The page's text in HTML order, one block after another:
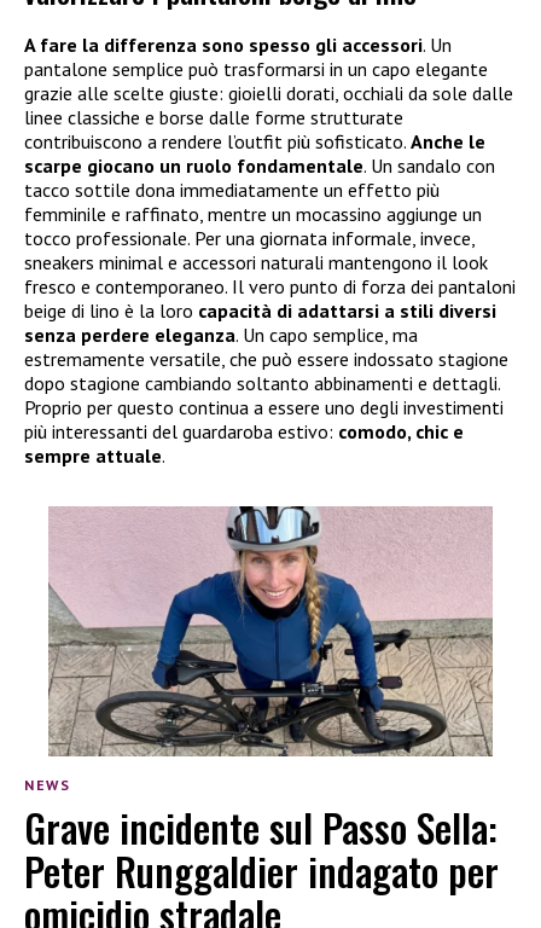
A fare la differenza sono spesso gli accessori. Un
pantalone semplice può trasformarsi in un capo elegante
grazie alle scelte giuste: gioielli dorati, occhiali da sole dalle
linee classiche e borse dalle forme strutturate
contribuiscono a rendere l’outfit più sofisticato. Anche le
scarpe giocano un ruolo fondamentale. Un sandalo con
tacco sottile dona immediatamente un effetto più
femminile e raffinato, mentre un mocassino aggiunge un
tocco professionale. Per una giornata informale, invece,
sneakers minimal e accessori naturali mantengono il look
fresco e contemporaneo. Il vero punto di forza dei pantaloni
beige di lino è la loro capacità di adattarsi a stili diversi
senza perdere eleganza. Un capo semplice, ma
estremamente versatile, che può essere indossato stagione
dopo stagione cambiando soltanto abbinamenti e dettagli.
Proprio per questo continua a essere uno degli investimenti
più interessanti del guardaroba estivo: comodo, chic e
sempre attuale.
NEWS
Grave incidente sul Passo Sella:
Peter Runggaldier indagato per
omicidio stradale